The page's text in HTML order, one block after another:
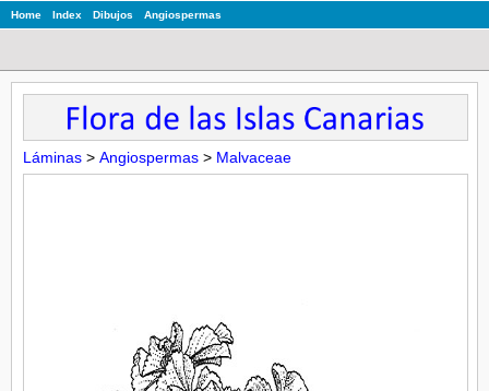
Home Index Dibujos Angiospermas
Láminas > Angiospermas > Malvaceae